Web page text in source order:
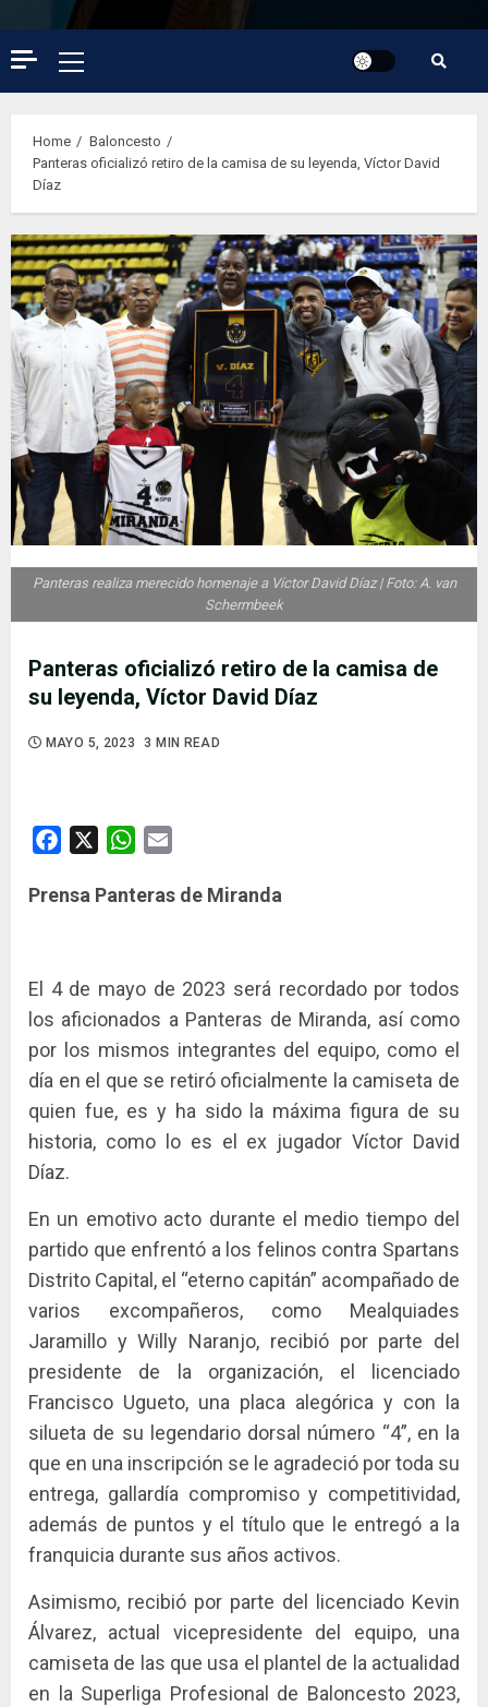
Primary
Menu
Home
Baloncesto
Panteras oficializó retiro de la camisa de su leyenda, Víctor David
Díaz
Panteras oficializó retiro de la camisa de
su leyenda, Víctor David Díaz
MAYO 5, 2023 3 MIN READ
Panteras realiza merecido homenaje a Víctor David Díaz | Foto: A. van
Schermbeek
Facebook WhatsApp
Prensa Panteras de Miranda
El 4 de mayo de 2023 será recordado por todos
los aficionados a Panteras de Miranda, así como
por los mismos integrantes del equipo, como el
día en el que se retiró oficialmente la camiseta de
quien fue, es y ha sido la máxima figura de su
historia, como lo es el ex jugador Víctor David
Díaz.
En un emotivo acto durante el medio tiempo del
partido que enfrentó a los felinos contra Spartans
Distrito Capital, el “eterno capitán” acompañado de
varios excompañeros, como Mealquiades
Jaramillo y Willy Naranjo, recibió por parte del
presidente de la organización, el licenciado
Francisco Ugueto, una placa alegórica y con la
silueta de su legendario dorsal número “4”, en la
que en una inscripción se le agradeció por toda su
entrega, gallardía compromiso y competitividad,
además de puntos y el título que le entregó a la
franquicia durante sus años activos.
Asimismo, recibió por parte del licenciado Kevin
Álvarez, actual vicepresidente del equipo, una
camiseta de las que usa el plantel de la actualidad
en la Superliga Profesional de Baloncesto 2023,